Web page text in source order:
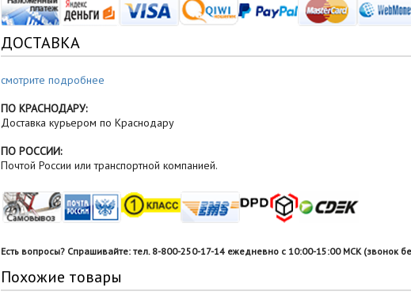
ДОСТАВКА
смотрите подробнее
ПО КРАСНОДАРУ:
Доставка курьером по Краснодару
ПО РОССИИ:
Почтой России или транспортной компанией.
Есть вопросы? Спрашивайте: тел. 8-800-250-17-14 ежедневно с 10:00-15:00 МСК (звонок
Похожие товары